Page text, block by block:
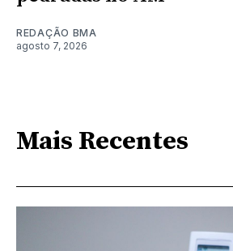
REDAÇÃO BMA
agosto 7, 2026
Mais Recentes